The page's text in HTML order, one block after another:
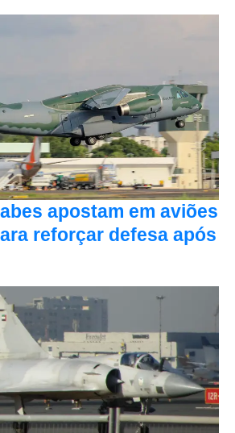
apostam em aviões
reforçar defesa após